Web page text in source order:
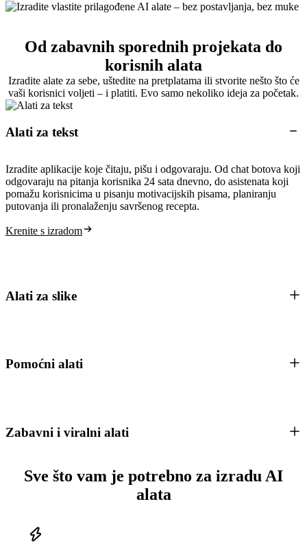
Od zabavnih sporednih projekata do
korisnih alata
Izradite alate za sebe, uštedite na pretplatama ili stvorite nešto što će
vaši korisnici voljeti – i platiti. Evo samo nekoliko ideja za početak.
Alati za tekst
Izradite aplikacije koje čitaju, pišu i odgovaraju. Od chat botova koji
odgovaraju na pitanja korisnika 24 sata dnevno, do asistenata koji
pomažu korisnicima u pisanju motivacijskih pisama, planiranju
putovanja ili pronalaženju savršenog recepta.
Krenite s izradom
Alati za slike
Pomoćni alati
Zabavni i viralni alati
Sve što vam je potrebno za izradu AI
alata